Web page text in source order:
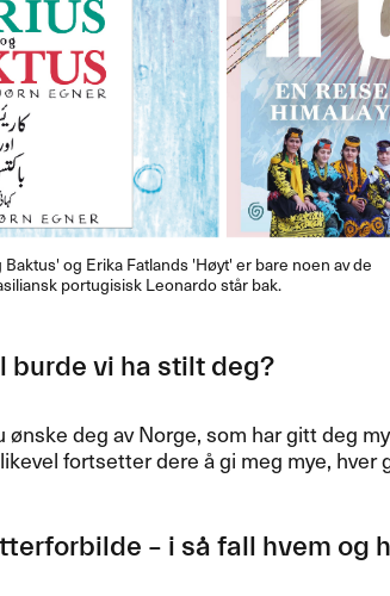
og Erika Fatlands '​​H​ø​yt​​' er bare noen av de
portugisisk Leonardo st​å​r bak.
burde vi ha stilt deg?​​
​ø​nske deg av Norge, som har gitt deg
fortsetter dere ​å gi meg mye, hver
​– i s​å fall hvem og